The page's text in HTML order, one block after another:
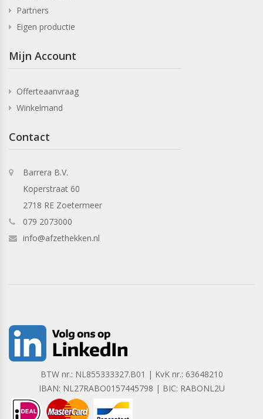
Partners
Eigen productie
Mijn Account
Offerteaanvraag
Winkelmand
Contact
Barrera B.V.
Koperstraat 60
2718 RE Zoetermeer
079 2073000
info@afzethekken.nl
BTW nr.: NL855333327.B01 | KvK nr.: 63648210
IBAN: NL27RABO0157445798 | BIC: RABONL2U